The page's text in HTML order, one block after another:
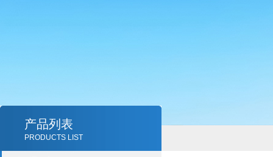
产品列表
PRODUCTS LIST